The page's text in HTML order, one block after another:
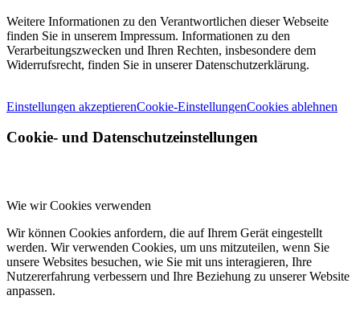
Weitere Informationen zu den Verantwortlichen dieser Webseite
finden Sie in unserem Impressum. Informationen zu den
Verarbeitungszwecken und Ihren Rechten, insbesondere dem
Widerrufsrecht, finden Sie in unserer Datenschutzerklärung.
Einstellungen akzeptierenCookie-EinstellungenCookies ablehnen
Cookie- und Datenschutzeinstellungen
Wie wir Cookies verwenden
Wir können Cookies anfordern, die auf Ihrem Gerät eingestellt
werden. Wir verwenden Cookies, um uns mitzuteilen, wenn Sie
unsere Websites besuchen, wie Sie mit uns interagieren, Ihre
Nutzererfahrung verbessern und Ihre Beziehung zu unserer Website
anpassen.